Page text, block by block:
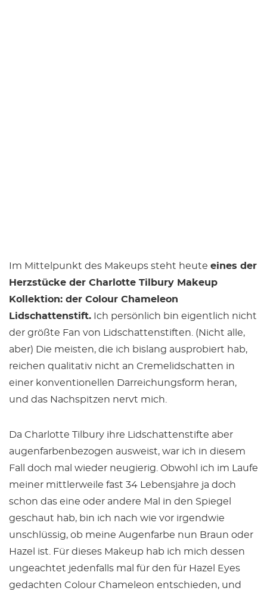
Im Mittelpunkt des Makeups steht heute eines der
Herzstücke der Charlotte Tilbury Makeup
Kollektion: der Colour Chameleon
Lidschattenstift. Ich persönlich bin eigentlich nicht
der größte Fan von Lidschattenstiften. (Nicht alle,
aber) Die meisten, die ich bislang ausprobiert hab,
reichen qualitativ nicht an Cremelidschatten in
einer konventionellen Darreichungsform heran,
und das Nachspitzen nervt mich.
Da Charlotte Tilbury ihre Lidschattenstifte aber
augenfarbenbezogen ausweist, war ich in diesem
Fall doch mal wieder neugierig. Obwohl ich im Laufe
meiner mittlerweile fast 34 Lebensjahre ja doch
schon das eine oder andere Mal in den Spiegel
geschaut hab, bin ich nach wie vor irgendwie
unschlüssig, ob meine Augenfarbe nun Braun oder
Hazel ist. Für dieses Makeup hab ich mich dessen
ungeachtet jedenfalls mal für den für Hazel Eyes
gedachten Colour Chameleon entschieden, und